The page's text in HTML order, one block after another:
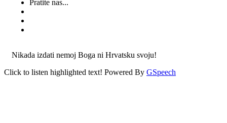
Pratite nas...
Nikada izdati nemoj Boga ni Hrvatsku svoju!
Click to listen highlighted text! Powered By GSpeech